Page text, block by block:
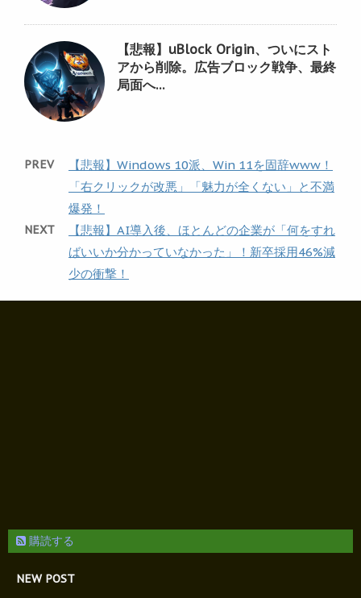
【悲報】uBlock Origin、ついにスト
アから削除。広告ブロック戦争、最終
局面へ…
PREV
【悲報】Windows 10派、Win 11を固辞www！
「右クリックが改悪」「魅力が全くない」と不満
爆発！
NEXT
【悲報】AI導入後、ほとんどの企業が「何をすれ
ばいいか分かっていなかった」！新卒採用46%減
少の衝撃！
購読する
NEW POST